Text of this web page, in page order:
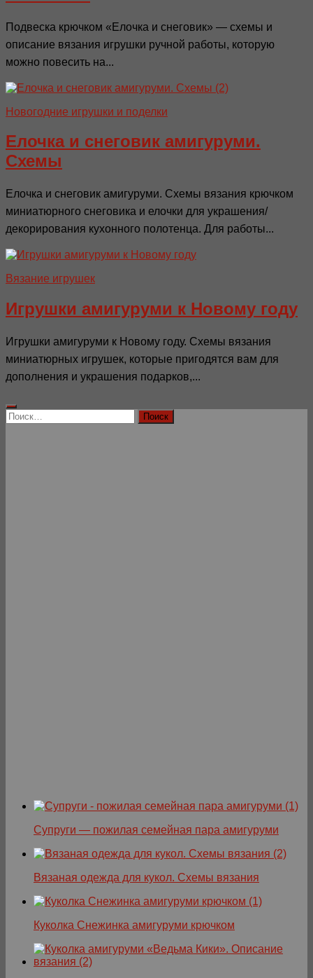
Подвеска крючком «Елочка и снеговик» — схемы и
описание вязания игрушки ручной работы, которую
можно повесить на...
Новогодние игрушки и поделки
Елочка и снеговик амигуруми.
Схемы
Елочка и снеговик амигуруми. Схемы вязания крючком
миниатюрного снеговика и елочки для украшения/
декорирования кухонного полотенца. Для работы...
Вязание игрушек
Игрушки амигуруми к Новому году
Игрушки амигуруми к Новому году. Схемы вязания
миниатюрных игрушек, которые пригодятся вам для
дополнения и украшения подарков,...
Найти:
Супруги — пожилая семейная пара амигуруми
Вязаная одежда для кукол. Схемы вязания
Куколка Снежинка амигуруми крючком